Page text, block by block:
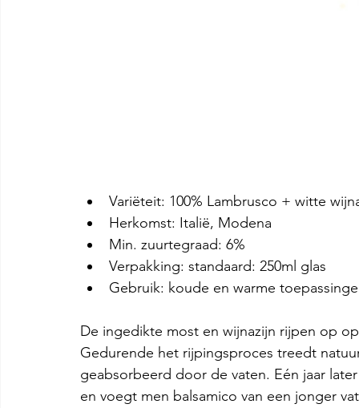
Variëteit: 100% Lambrusco + witte
Herkomst: Italië, Modena
Min. zuurtegraad: 6%
Verpakking: standaard: 250ml glas
Gebruik: koude en warme
De ingedikte most en wijnazijn rijpen op
Gedurende het rijpingsproces treedt
geabsorbeerd door de vaten. Eén jaar
en voegt men balsamico van een jonger